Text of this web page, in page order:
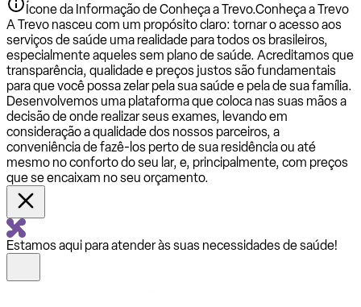
Ícone da Informação de Conheça a Trevo.Conheça a Trevo
A Trevo nasceu com um propósito claro: tornar o acesso aos
serviços de saúde uma realidade para todos os brasileiros,
especialmente aqueles sem plano de saúde. Acreditamos que
transparência, qualidade e preços justos são fundamentais
para que você possa zelar pela sua saúde e pela de sua família.
Desenvolvemos uma plataforma que coloca nas suas mãos a
decisão de onde realizar seus exames, levando em
consideração a qualidade dos nossos parceiros, a
conveniência de fazê-los perto de sua residência ou até
mesmo no conforto do seu lar, e, principalmente, com preços
que se encaixam no seu orçamento.
Estamos aqui para atender às suas necessidades de saúde!